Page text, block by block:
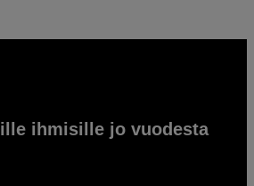
ihmisille jo vuodesta